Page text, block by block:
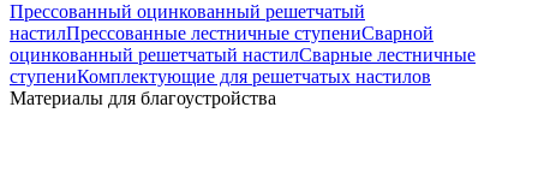
Прессованный оцинкованный решетчатый
настилПрессованные лестничные ступениСварной
оцинкованный решетчатый настилСварные лестничные
ступениКомплектующие для решетчатых настилов
Материалы для благоустройства